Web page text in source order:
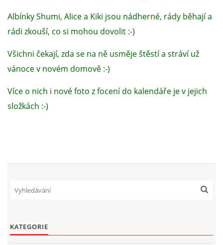
Albínky Shumi, Alice a Kiki jsou nádherné, rády běhají a
rádi zkouší, co si mohou dovolit :-)
Všichni čekají, zda se na ně usměje štěstí a stráví už
vánoce v novém domově :-)
Více o nich i nové foto z focení do kalendáře je v jejich
složkách :-)
KATEGORIE